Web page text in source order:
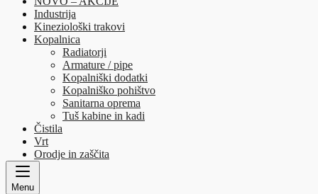
Industrija
Kineziološki trakovi
Kopalnica
Radiatorji
Armature / pipe
Kopalniški dodatki
Kopalniško pohištvo
Sanitarna oprema
Tuš kabine in kadi
Čistila
Vrt
Orodje in zaščita
Menu